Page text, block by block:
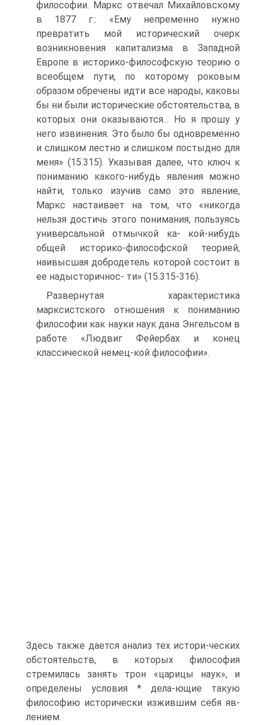
философии. Маркс отвечал Михайловскому
в 1877 г.: «Ему непременно нужно
превратить мой исторический очерк
возникновения капитализма в Западной
Европе в историко-философскую теорию о
всеобщем пути, по которому роковым
образом обречены идти все народы, каковы
бы ни были исторические обстоятельства, в
которых они оказываются... Но я прошу у
него извинения. Это было бы одновременно
и слишком лестно и слишком постыдно для
меня» (15.315). Указывая далее, что ключ к
пониманию какого-нибудь явления можно
найти, только изучив само это явление,
Маркс настаивает на том, что «никогда
нельзя достичь этого понимания, пользуясь
универсальной отмычкой ка- кой-нибудь
общей историко-философской теорией,
наивысшая добродетель которой состоит в
ее надысторичнос- ти» (15.315-316).
Развернутая характеристика
марксистского отношения к пониманию
философии как науки наук дана Энгельсом в
работе «Людвиг Фейербах и конец
классической немец-кой философии».
Здесь также дается анализ тех истори-ческих
обстоятельств, в которых философия
стремилась занять трон «царицы наук», и
определены условия * дела-ющие такую
философию исторически изжившим себя яв-
лением.